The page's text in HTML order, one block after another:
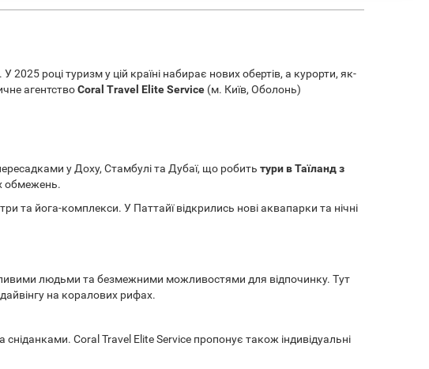
2025 році туризм у цій країні набирає нових обертів, а курорти, як-
агентствоCoral Travel Elite Service (м. Київ, Оболонь)
у Доху, Стамбулі та Дубаї, що робитьтури в Таїланд з
обмежень.
та йога-комплекси. У Паттайї відкрились нові аквапарки та нічні
людьми та безмежними можливостями для відпочинку. Тут
на коралових рифах.
Coral Travel Elite Service пропонує також індивідуальні